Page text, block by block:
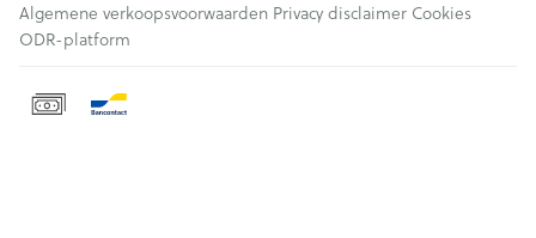
Algemene verkoopsvoorwaarden Privacy disclaimer Cookies
ODR-platform